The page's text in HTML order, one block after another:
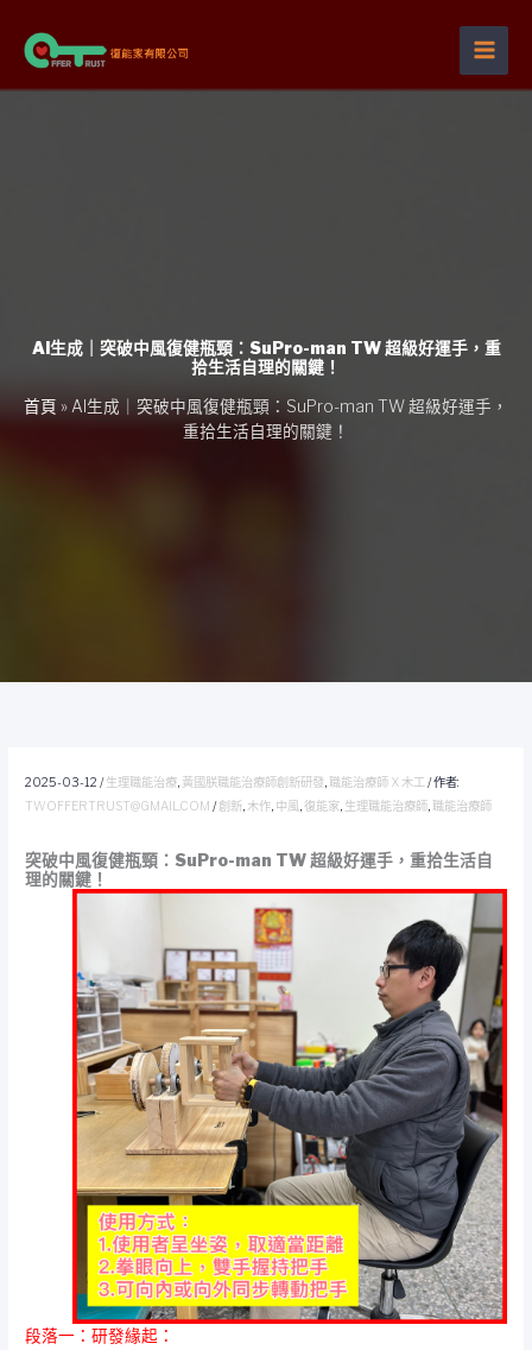
要
AI生成｜突破中風復健瓶頸：SuPro-man TW 超級好運手，重
拾生活自理的關鍵！
首頁 » AI生成｜突破中風復健瓶頸：SuPro-man TW 超級好運手，
重拾生活自理的關鍵！
2025-03-12/生理職能治療, 黃國朕職能治療師創新研發, 職能治療師 X 木工/ 作者:
TWOFFERTRUST@GMAIL.COM /創新,木作, 中風,復能家, 生理職能治療師, 職能治療師
突破中風復健瓶頸：SuPro-man TW 超級好運手，重拾生活自
理的關鍵！
段落一：研發緣起：